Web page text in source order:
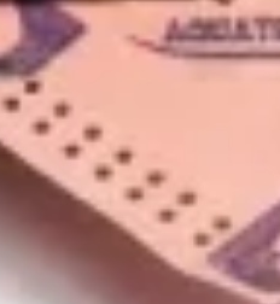
Στερέωσης
Επιπλοποιίας
| Σύρτες | Ράουλα |
Κιγκαλερίας